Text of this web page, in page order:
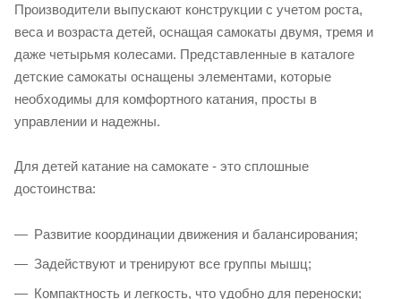
Производители выпускают конструкции с учетом роста,
веса и возраста детей, оснащая самокаты двумя, тремя и
даже четырьмя колесами. Представленные в каталоге
детские самокаты оснащены элементами, которые
необходимы для комфортного катания, просты в
управлении и надежны.
Для детей катание на самокате - это сплошные
достоинства:
Развитие координации движения и балансирования;
Задействуют и тренируют все группы мышц;
Компактность и легкость, что удобно для переноски;